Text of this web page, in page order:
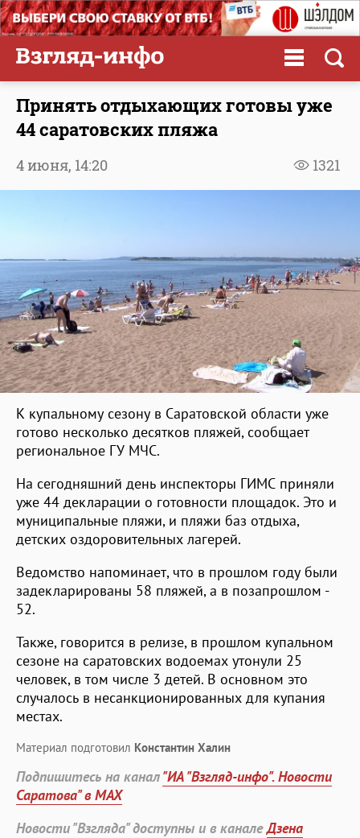
Принять отдыхающих готовы уже
44 саратовских пляжа
1321
4 июня, 14:20
К купальному сезону в Саратовской области уже
готово несколько десятков пляжей, сообщает
региональное ГУ МЧС.
На сегодняшний день инспекторы ГИМС приняли
уже 44 декларации о готовности площадок. Это и
муниципальные пляжи, и пляжи баз отдыха,
детских оздоровительных лагерей.
Ведомство напоминает, что в прошлом году были
задекларированы 58 пляжей, а в позапрошлом -
52.
Также, говорится в релизе, в прошлом купальном
сезоне на саратовских водоемах утонули 25
человек, в том числе 3 детей. В основном это
случалось в несанкционированных для купания
местах.
Материал подготовил Константин Халин
Подпишитесь на канал"ИА "Взгляд-инфо". Новости
Саратова" в MAX
Новости "Взгляда" доступны и в каналеДзена